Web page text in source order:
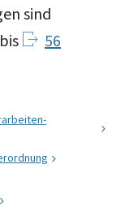
sind
bis
56